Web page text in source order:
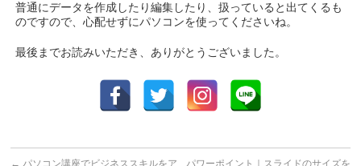
普通にデータを作成したり編集したり、扱っていると出てくるも
のですので、心配せずにパソコンを使ってくださいね。
最後までお読みいただき、ありがとうございました。